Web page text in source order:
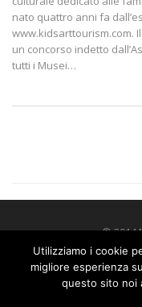
nato quattro anni fa
www.kidsarttourism.com.
un concorso indetto
tutti i Musei…
© 2014
Utilizziamo i cookie
migliore esperienza
questo sito noi